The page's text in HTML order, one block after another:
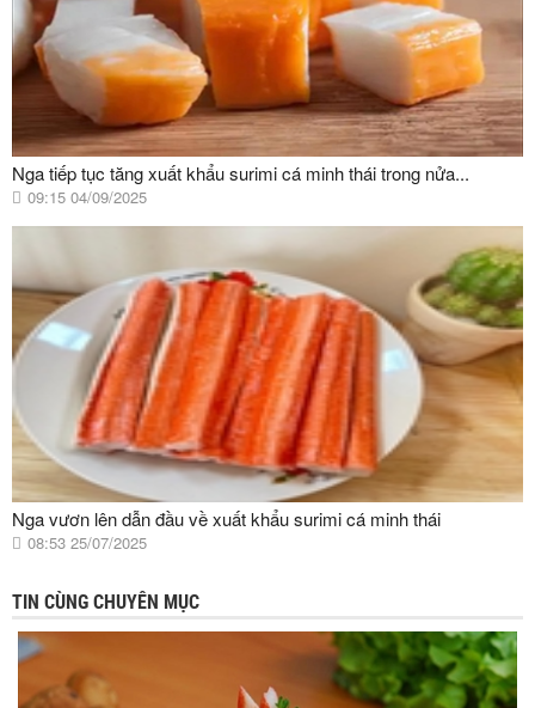
Nga tiếp tục tăng xuất khẩu surimi cá minh thái trong nửa...
09:15 04/09/2025
Nga vươn lên dẫn đầu về xuất khẩu surimi cá minh thái
08:53 25/07/2025
TIN CÙNG CHUYÊN MỤC